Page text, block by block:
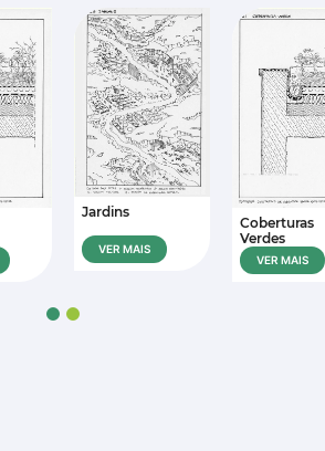
Jardins
VER MAIS
Coberturas
Verdes
VER MAIS